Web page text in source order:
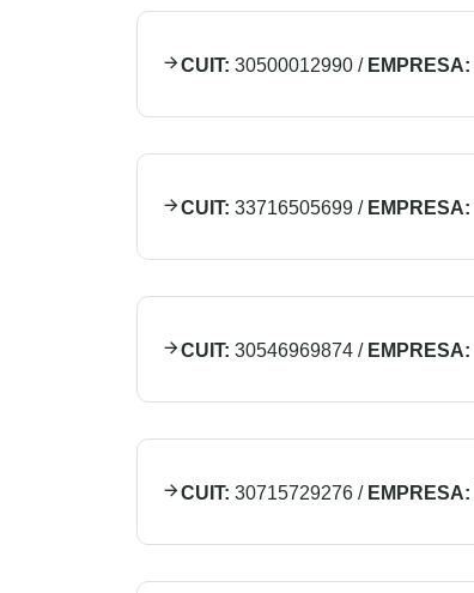
CUIT: 30500012990 / EMPRESA:
CUIT: 33716505699 / EMPRESA:
CUIT: 30546969874 / EMPRESA:
CUIT: 30715729276 / EMPRESA: